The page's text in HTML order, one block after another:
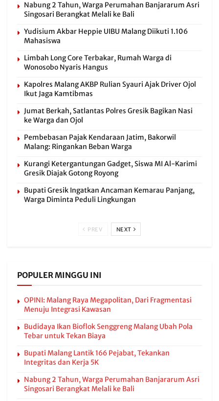
Nabung 2 Tahun, Warga Perumahan Banjararum Asri
Singosari Berangkat Melali ke Bali
Yudisium Akbar Heppie UIBU Malang Diikuti 1.106
Mahasiswa
Limbah Long Core Terbakar, Rumah Warga di
Wonosobo Nyaris Hangus
Kapolres Malang AKBP Rulian Syauri Ajak Driver Ojol
Ikut Jaga Kamtibmas
Jumat Berkah, Satlantas Polres Gresik Bagikan Nasi
ke Warga dan Ojol
Pembebasan Pajak Kendaraan Jatim, Bakorwil
Malang: Ringankan Beban Warga
Kurangi Ketergantungan Gadget, Siswa MI Al-Karimi
Gresik Diajak Gotong Royong
Bupati Gresik Ingatkan Ancaman Kemarau Panjang,
Warga Diminta Peduli Lingkungan
PREV NEXT
POPULER MINGGU INI
OPINI: Malang Raya Megapolitan, Dari Fragmentasi
Menuju Integrasi Kawasan
Budidaya Ikan Bioflok Senggreng Malang Ubah Pola
Tebar untuk Tekan Biaya
Bupati Malang Lantik 166 Pejabat, Tekankan
Integritas dan Kerja 5K
Nabung 2 Tahun, Warga Perumahan Banjararum Asri
Singosari Berangkat Melali ke Bali